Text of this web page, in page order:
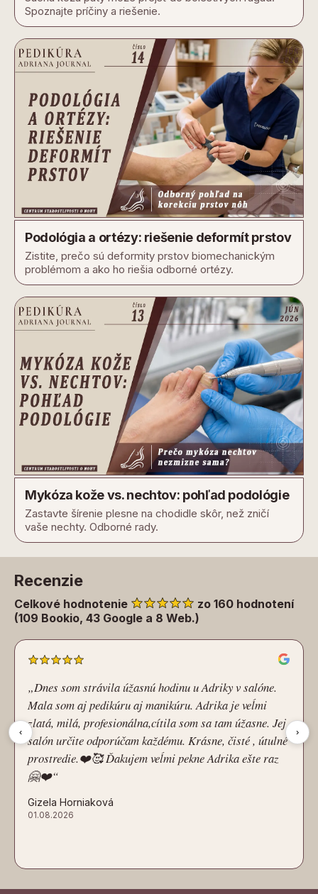
Spoznajte príčiny a riešenie.
Podológia a ortézy: riešenie deformít prstov
Zistite, prečo sú deformity prstov biomechanickým
problémom a ako ho riešia odborné ortézy.
Mykóza kože vs. nechtov: pohľad podológie
Zastavte šírenie plesne na chodidle skôr, než zničí
vaše nechty. Odborné rady.
Recenzie
Celkové hodnotenie
zo 160 hodnotení
(109 Bookio, 43 Google a 8 Web.)
‹ ›
„Dnes som strávila úžasnú hodinu u Adriky v salóne.
Mala som aj pedikúru aj manikúru. Adrika je veĺmi
zlatá, milá, profesionálna,cítila som sa tam úžasne. Jej
salón určite odporúčam každému. Krásne, čisté , útulné
prostredie.❤️🥰 Ďakujem veĺmi pekne Adrika ešte raz
🤗❤️“
Gizela Horniaková
01.08.2026